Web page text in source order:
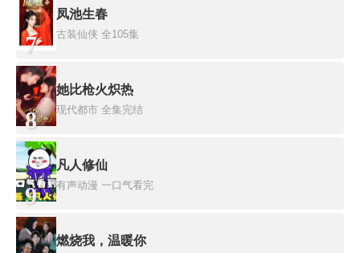
7
凤池生春
古装仙侠 全105集
8
她比枪火炽热
现代都市 全集完结
9
凡人修仙
有声动漫 一口气看完
燃烧我，温暖你